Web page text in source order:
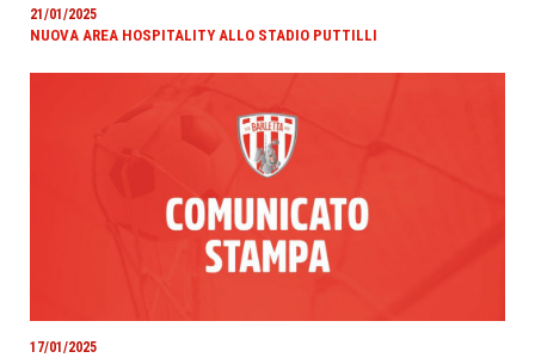
21/01/2025
NUOVA AREA HOSPITALITY ALLO STADIO PUTTILLI
17/01/2025